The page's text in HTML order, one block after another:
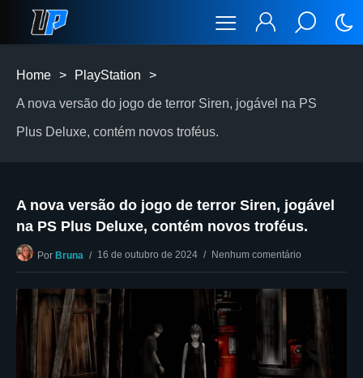
Home > PlayStation >
A nova versão do jogo de terror Siren, jogável na PS
Plus Deluxe, contém novos troféus.
A nova versão do jogo de terror Siren, jogável
na PS Plus Deluxe, contém novos troféus.
Por Bruna 16 de outubro de 2024 Nenhum comentário